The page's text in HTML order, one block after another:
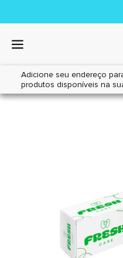
Adicione seu endereço
produtos disponíveis na
Home|Cães|Higiene